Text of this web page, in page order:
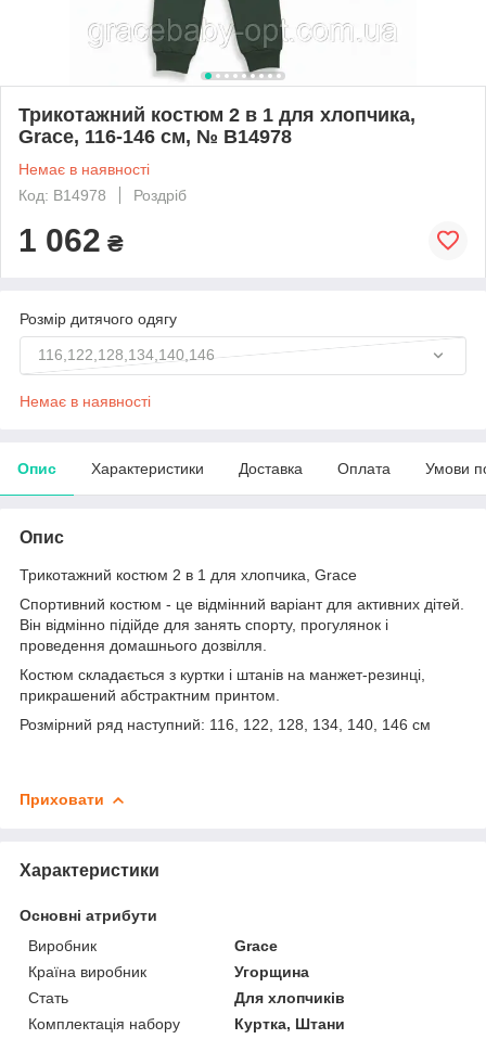
Трикотажний костюм 2 в 1 для хлопчика,
Grace, 116-146 см, № B14978
Немає в наявності
Код: B14978
Роздріб
1 062 ₴
Розмір дитячого одягу
116,122,128,134,140,146
Немає в наявності
Опис Характеристики Доставка Оплата Умови
Опис
Трикотажний костюм 2 в 1 для хлопчика, Grace
Спортивний костюм - це відмінний варіант для активних дітей.
Він відмінно підійде для занять спорту, прогулянок і
проведення домашнього дозвілля.
Костюм складається з куртки і штанів на манжет-резинці,
прикрашений абстрактним принтом.
Розмірний ряд наступний: 116, 122, 128, 134, 140, 146 см
Приховати
Характеристики
Основні атрибути
Виробник
Grace
Країна виробник
Угорщина
Стать
Для хлопчиків
Комплектація набору
Куртка, Штани